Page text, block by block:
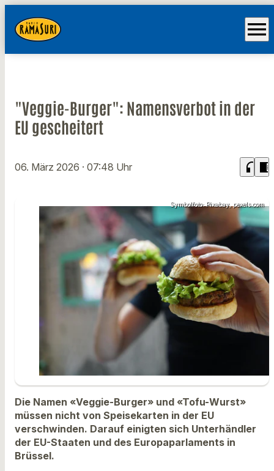
menu
"Veggie-Burger": Namensverbot in der
EU gescheitert
06. März 2026 · 07:48 Uhr headphones chrome_reader_mode
Symbolfoto: Pixabay, pexels.com
Die Namen «Veggie-Burger» und «Tofu-Wurst»
müssen nicht von Speisekarten in der EU
verschwinden. Darauf einigten sich Unterhändler
der EU-Staaten und des Europaparlaments in
Brüssel.